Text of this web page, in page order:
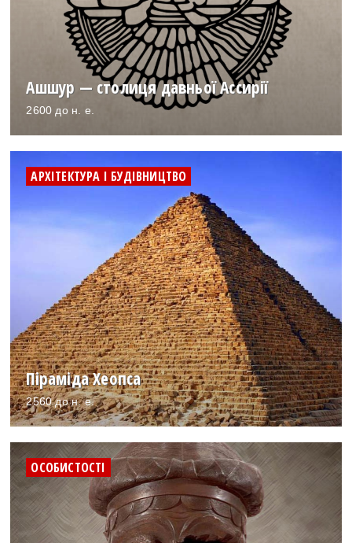
Ашшур — столиця давньої Ассирії
2600 до н. е.
АРХІТЕКТУРА І БУДІВНИЦТВО
Піраміда Хеопса
2560 до н. е.
ОСОБИСТОСТІ